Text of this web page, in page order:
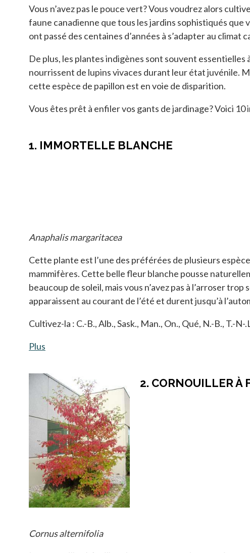
Vous n’avez pas le pouce vert? Vous voudrez alors
faune canadienne que tous les jardins sophistiqués
ont passé des centaines d’années à s’adapter au
De plus, les plantes indigènes sont souvent essentielles
nourrissent de lupins vivaces durant leur état juvénile.
cette espèce de papillon est en voie de disparition.
Vous êtes prêt à enfiler vos gants de jardinage? Voici
1. IMMORTELLE BLANCHE
Anaphalis margaritacea
Cette plante est l’une des préférées de plusieurs
mammifères. Cette belle fleur blanche pousse
beaucoup de soleil, mais vous n’avez pas à l’arroser
apparaissent au courant de l’été et durent jusqu’à
Cultivez-la : C.-B., Alb., Sask., Man., On., Qué, N.-B., T.-N-
Plus
2. CORNOUILLER À
Cornus alternifolia